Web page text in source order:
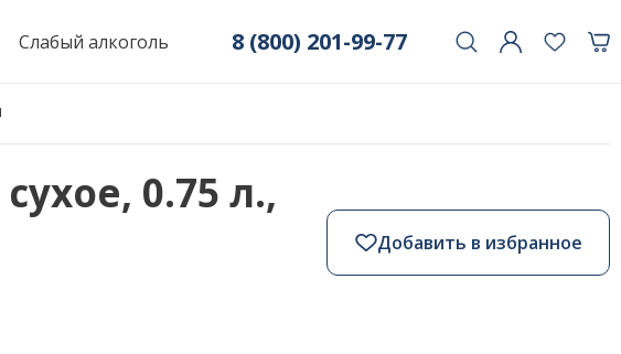
Слабый алкоголь 8 (800) 201-99-77
0.75 л.,
Добавить в избранное